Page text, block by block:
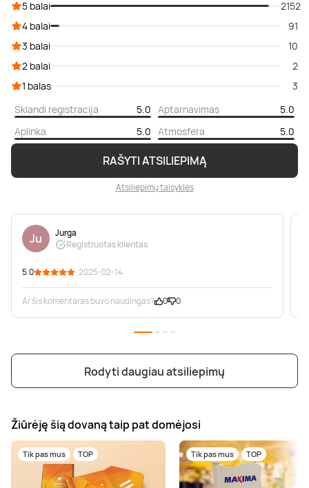
RAŠYTI ATSILIEPIMĄ
Atsiliepimų taisyklės
5 balai
2152
4 balai
91
3 balai
10
2 balai
2
1 balas
3
Sklandi registracija
5.0 Aptarnavimas
5.0
Aplinka
5.0 Atmosfera 5.0
Ju
Jurga
Registruotas klientas
5.0 · 2025-02-14
Ar šis komentaras buvo naudingas? 0 0
Rodyti daugiau atsiliepimų
Žiūrėję šią dovaną taip pat domėjosi
Tik pas mus TOP Tik pas mus TOP